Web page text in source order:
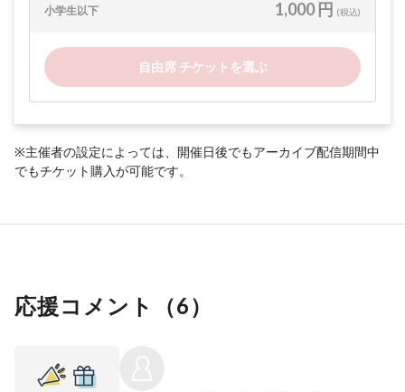
小学生以下 1,000 円 (税込)
自由席 チケットを選ぶ
※主催者の設定によっては、開催日後でもアーカイブ配信期間中
でもチケット購入が可能です。
応援コメント（6）